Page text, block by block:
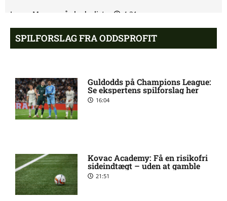
James Maurer på skadeslisten
4:21 pm
Major League Soccer – New
England Revolution mod
Houston Dynamo: Optakt,
Skadesnyt: Kristoffer
Tønnessen ude for Start
SPILFORSLAG FRA ODDSPROFIT
Guldodds på Champions League:
Se ekspertens spilforslag her
16:04
Kovac Academy: Få en risikofri
sideindtægt – uden at gamble
21:51